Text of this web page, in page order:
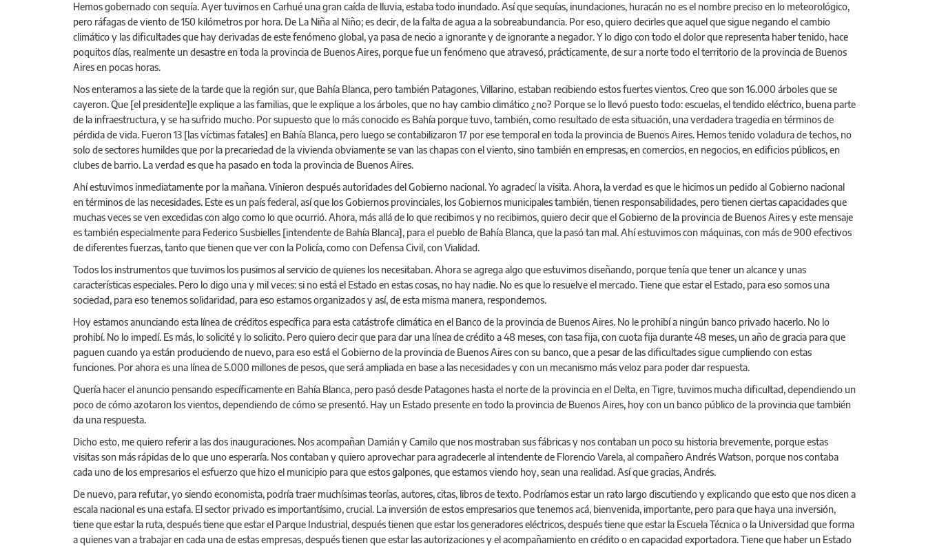
Hemos gobernado con sequía. Ayer tuvimos en Carhué una gran caída de lluvia, estaba todo inundado. Así que sequías, inundaciones, huracán no es el nombre preciso en lo meteorológico,
pero ráfagas de viento de 150 kilómetros por hora. De La Niña al Niño; es decir, de la falta de agua a la sobreabundancia. Por eso, quiero decirles que aquel que sigue negando el cambio
climático y las dificultades que hay derivadas de este fenómeno global, ya pasa de necio a ignorante y de ignorante a negador. Y lo digo con todo el dolor que representa haber tenido, hace
poquitos días, realmente un desastre en toda la provincia de Buenos Aires, porque fue un fenómeno que atravesó, prácticamente, de sur a norte todo el territorio de la provincia de Buenos
Aires en pocas horas.
Nos enteramos a las siete de la tarde que la región sur, que Bahía Blanca, pero también Patagones, Villarino, estaban recibiendo estos fuertes vientos. Creo que son 16.000 árboles que se
cayeron. Que [el presidente]le explique a las familias, que le explique a los árboles, que no hay cambio climático ¿no? Porque se lo llevó puesto todo: escuelas, el tendido eléctrico, buena parte
de la infraestructura, y se ha sufrido mucho. Por supuesto que lo más conocido es Bahía porque tuvo, también, como resultado de esta situación, una verdadera tragedia en términos de
pérdida de vida. Fueron 13 [las víctimas fatales] en Bahía Blanca, pero luego se contabilizaron 17 por ese temporal en toda la provincia de Buenos Aires. Hemos tenido voladura de techos, no
solo de sectores humildes que por la precariedad de la vivienda obviamente se van las chapas con el viento, sino también en empresas, en comercios, en negocios, en edificios públicos, en
clubes de barrio. La verdad es que ha pasado en toda la provincia de Buenos Aires.
Ahí estuvimos inmediatamente por la mañana. Vinieron después autoridades del Gobierno nacional. Yo agradecí la visita. Ahora, la verdad es que le hicimos un pedido al Gobierno nacional
en términos de las necesidades. Este es un país federal, así que los Gobiernos provinciales, los Gobiernos municipales también, tienen responsabilidades, pero tienen ciertas capacidades que
muchas veces se ven excedidas con algo como lo que ocurrió. Ahora, más allá de lo que recibimos y no recibimos, quiero decir que el Gobierno de la provincia de Buenos Aires y este mensaje
es también especialmente para Federico Susbielles [intendente de Bahía Blanca], para el pueblo de Bahía Blanca, que la pasó tan mal. Ahí estuvimos con máquinas, con más de 900 efectivos
de diferentes fuerzas, tanto que tienen que ver con la Policía, como con Defensa Civil, con Vialidad.
Todos los instrumentos que tuvimos los pusimos al servicio de quienes los necesitaban. Ahora se agrega algo que estuvimos diseñando, porque tenía que tener un alcance y unas
características especiales. Pero lo digo una y mil veces: si no está el Estado en estas cosas, no hay nadie. No es que lo resuelve el mercado. Tiene que estar el Estado, para eso somos una
sociedad, para eso tenemos solidaridad, para eso estamos organizados y así, de esta misma manera, respondemos.
Hoy estamos anunciando esta línea de créditos específica para esta catástrofe climática en el Banco de la provincia de Buenos Aires. No le prohibí a ningún banco privado hacerlo. No lo
prohibí. No lo impedí. Es más, lo solicité y lo solicito. Pero quiero decir que para dar una línea de crédito a 48 meses, con tasa fija, con cuota fija durante 48 meses, un año de gracia para que
paguen cuando ya están produciendo de nuevo, para eso está el Gobierno de la provincia de Buenos Aires con su banco, que a pesar de las dificultades sigue cumpliendo con estas
funciones. Por ahora es una línea de 5.000 millones de pesos, que será ampliada en base a las necesidades y con un mecanismo más veloz para poder dar respuesta.
Quería hacer el anuncio pensando específicamente en Bahía Blanca, pero pasó desde Patagones hasta el norte de la provincia en el Delta, en Tigre, tuvimos mucha dificultad, dependiendo un
poco de cómo azotaron los vientos, dependiendo de cómo se presentó. Hay un Estado presente en todo la provincia de Buenos Aires, hoy con un banco público de la provincia que también
da una respuesta.
Dicho esto, me quiero referir a las dos inauguraciones. Nos acompañan Damián y Camilo que nos mostraban sus fábricas y nos contaban un poco su historia brevemente, porque estas
visitas son más rápidas de lo que uno esperaría. Nos contaban y quiero aprovechar para agradecerle al intendente de Florencio Varela, al compañero Andrés Watson, porque nos contaba
cada uno de los empresarios el esfuerzo que hizo el municipio para que estos galpones, que estamos viendo hoy, sean una realidad. Así que gracias, Andrés.
De nuevo, para refutar, yo siendo economista, podría traer muchísimas teorías, autores, citas, libros de texto. Podríamos estar un rato largo discutiendo y explicando que esto que nos dicen a
escala nacional es una estafa. El sector privado es importantísimo, crucial. La inversión de estos empresarios que tenemos acá, bienvenida, importante, pero para que haya una inversión,
tiene que estar la ruta, después tiene que estar el Parque Industrial, después tienen que estar los generadores eléctricos, después tiene que estar la Escuela Técnica o la Universidad que forma
a quienes van a trabajar en cada una de estas empresas, después tienen que estar las autorizaciones y el acompañamiento en crédito o en capacidad exportadora. Tiene que haber un Estado